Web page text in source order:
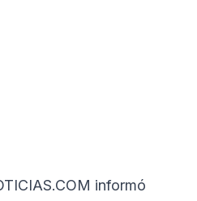
informó